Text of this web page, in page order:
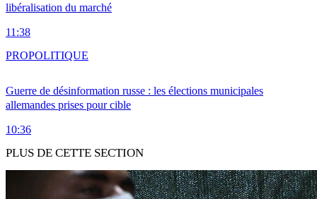
libéralisation du marché
11:38
Guerre de désinformation russe : les élections municipales
allemandes prises pour cible
10:36
PROPOLITIQUE
PLUS DE CETTE SECTION